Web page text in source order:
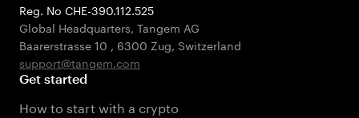
Reg. No CHE-390.112.525
Global Headquarters, Tangem AG
Baarerstrasse 10 , 6300 Zug, Switzerland
support@tangem.com
Get started
How to start with a crypto